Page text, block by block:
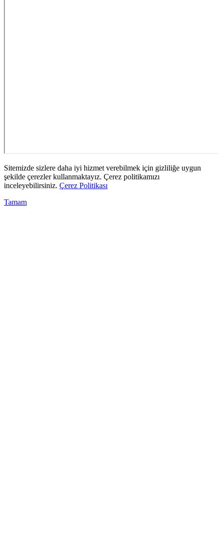
Sitemizde sizlere daha iyi hizmet verebilmek için gizliliğe uygun
şekilde çerezler kullanmaktayız. Çerez politikamızı
inceleyebilirsiniz. Çerez Politikası
Tamam